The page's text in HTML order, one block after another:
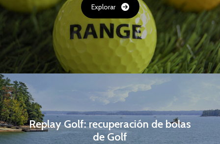
Explorar
Replay Golf: recuperación de bolas
de Golf